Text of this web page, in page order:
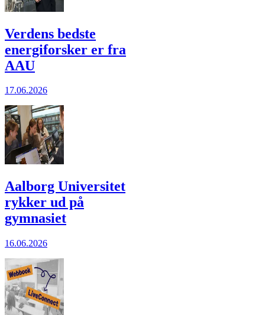
Verdens bedste
energiforsker er fra
AAU
17.06.2026
Aalborg Universitet
rykker ud på
gymnasiet
16.06.2026